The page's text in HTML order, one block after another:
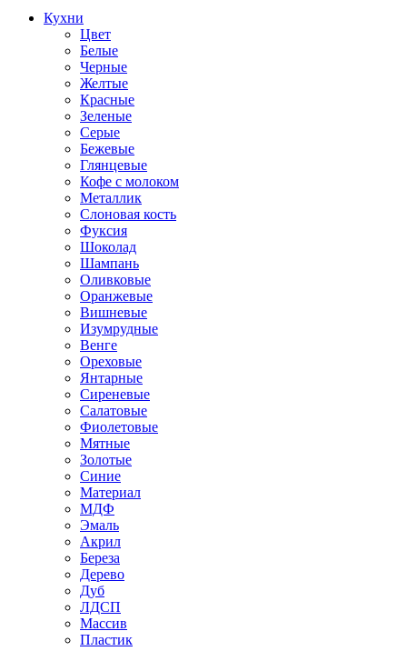
Кухни
Цвет
Белые
Черные
Желтые
Красные
Зеленые
Серые
Бежевые
Глянцевые
Кофе с молоком
Металлик
Слоновая кость
Фуксия
Шоколад
Шампань
Оливковые
Оранжевые
Вишневые
Изумрудные
Венге
Ореховые
Янтарные
Сиреневые
Салатовые
Фиолетовые
Мятные
Золотые
Синие
Материал
МДФ
Эмаль
Акрил
Береза
Дерево
Дуб
ЛДСП
Массив
Пластик